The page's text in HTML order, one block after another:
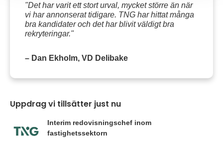
"Det har varit ett stort urval, mycket större än när
vi har annonserat tidigare. TNG har hittat många
bra kandidater och det har blivit väldigt bra
rekryteringar."
– Dan Ekholm, VD Delibake
Uppdrag vi tillsätter just nu
Interim redovisningschef inom
fastighetssektorn